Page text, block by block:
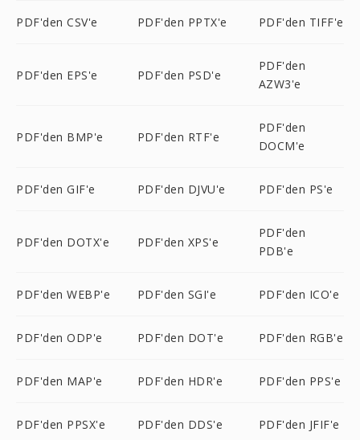
PDF'den CSV'e PDF'den PPTX'e PDF'den TIFF'e
PDF'den EPS'e PDF'den PSD'e
PDF'den
AZW3'e
PDF'den BMP'e PDF'den RTF'e
PDF'den
DOCM'e
PDF'den GIF'e PDF'den DJVU'e PDF'den PS'e
PDF'den DOTX'e PDF'den XPS'e
PDF'den
PDB'e
PDF'den WEBP'e PDF'den SGI'e PDF'den ICO'e
PDF'den ODP'e PDF'den DOT'e PDF'den RGB'e
PDF'den MAP'e PDF'den HDR'e PDF'den PPS'e
PDF'den PPSX'e PDF'den DDS'e PDF'den JFIF'e